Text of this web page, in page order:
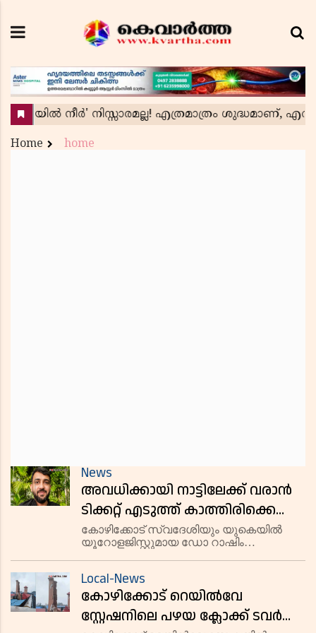
Home home
News
അവധിക്കായി നാട്ടിലേക്ക് വരാൻ
ടിക്കറ്റ് എടുത്ത് കാത്തിരിക്കെ
കോഴിക്കോട് സ്വദേശിയായ
ഡോക്ടർ യുകെയിൽ
നിര്യാതനായി
കോഴിക്കോട് സ്വദേശിയും യുകെയിൽ
യൂറോളജിസ്റ്റുമായ ഡോ റാഷിം
കാത്തിരിക്കെയാണ് അപ്രതീക്ഷിത മരണം.
Local-News
കോഴിക്കോട് റെയിൽവേ
സ്റ്റേഷനിലെ പഴയ ക്ലോക്ക് ടവർ